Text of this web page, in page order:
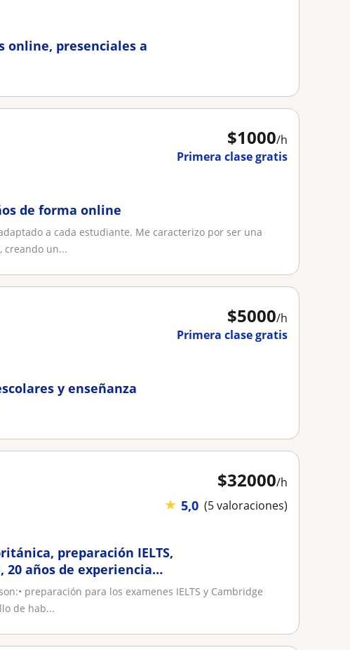
online, presenciales a
$1000/h
Primera clase gratis
de forma online
a cada estudiante. Me caracterizo por ser una
creando un...
$5000/h
Primera clase gratis
y enseñanza
$32000/h
★ 5,0 (5 valoraciones)
preparación IELTS,
20 años de experiencia
preparación para los examenes IELTS y Cambridge
de hab...